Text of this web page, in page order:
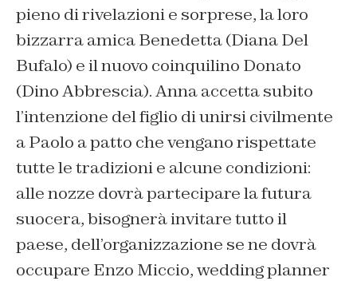
pieno di rivelazioni e sorprese, la loro
bizzarra amica Benedetta (Diana Del
Bufalo) e il nuovo coinquilino Donato
(Dino Abbrescia). Anna accetta subito
l’intenzione del figlio di unirsi civilmente
a Paolo a patto che vengano rispettate
tutte le tradizioni e alcune condizioni:
alle nozze dovrà partecipare la futura
suocera, bisognerà invitare tutto il
paese, dell’organizzazione se ne dovrà
occupare Enzo Miccio, wedding planner